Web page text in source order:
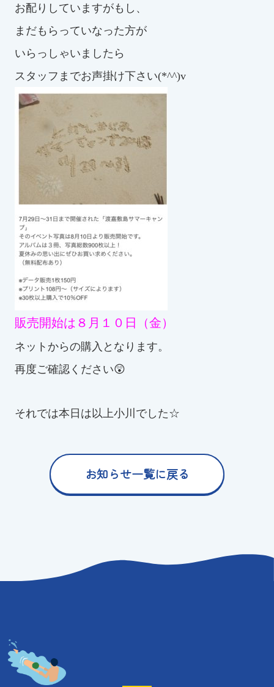
お配りしていますがもし、
まだもらっていなった方が
いらっしゃいましたら
スタッフまでお声掛け下さい(*^^)v
販売開始は８月１０日（金）
ネットからの購入となります。
再度ご確認ください😲
それでは本日は以上小川でした☆
お知らせ一覧に戻る